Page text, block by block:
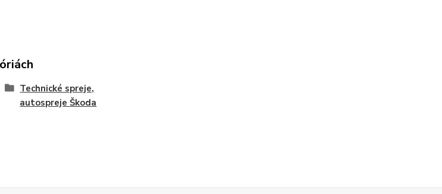
Technické spreje,
autospreje Škoda